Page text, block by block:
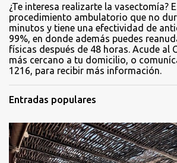
¿Te interesa realizarte la vasectomía?
procedimiento ambulatorio que no
minutos y tiene una efectividad de
99%, en donde además puedes
físicas después de 48 horas. Acude al
más cercano a tu domicilio, o
1216, para recibir más información.
Entradas populares